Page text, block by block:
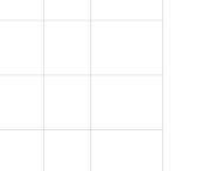
西都城
徒歩